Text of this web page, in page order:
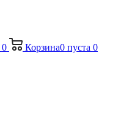
0 Корзина0 пуста 0